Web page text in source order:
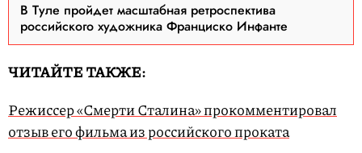
В Туле пройдет масштабная ретроспектива
российского художника Франциско Инфанте
ЧИТАЙТЕ ТАКЖЕ:
Режиссер «Смерти Сталина» прокомментировал
отзыв его фильма из российского проката